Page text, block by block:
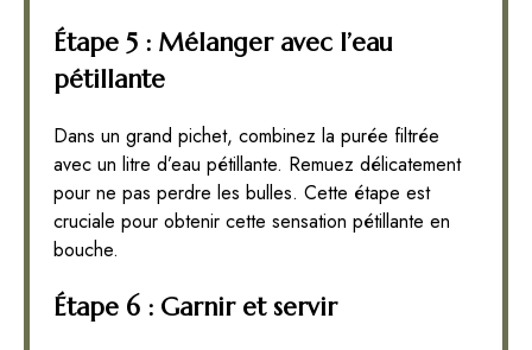
Étape 5 : Mélanger avec l’eau
pétillante
Dans un grand pichet, combinez la purée filtrée
avec un litre d’eau pétillante. Remuez délicatement
pour ne pas perdre les bulles. Cette étape est
cruciale pour obtenir cette sensation pétillante en
bouche.
Étape 6 : Garnir et servir